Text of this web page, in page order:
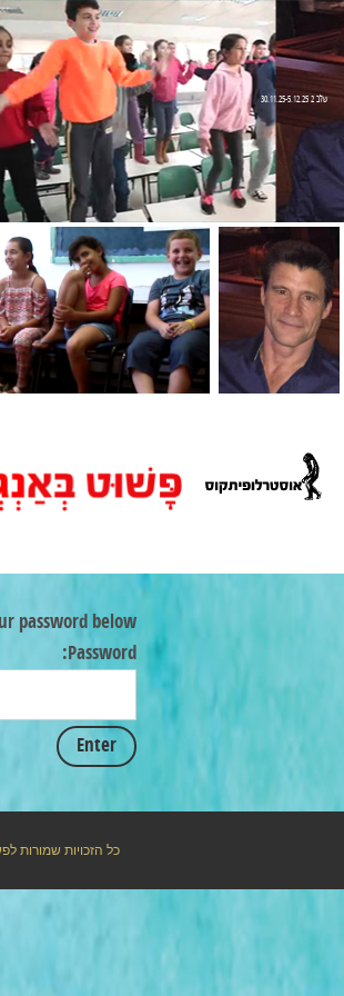
שלב 2 30.11.25-5.12.25
password below:
Password:
כל הזכויות שמורות